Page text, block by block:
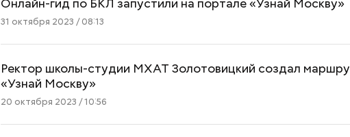
31 октября 2023 / 08:13
Ректор школы-студии МХАТ Золотовицкий создал
«Узнай Москву»
20 октября 2023 / 10:56
трудной ситуации: кто может
претендовать и какие нужны
искать